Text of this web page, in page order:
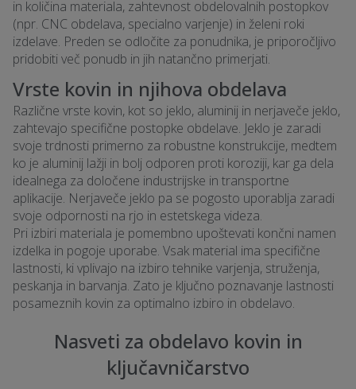
in količina materiala, zahtevnost obdelovalnih postopkov
(npr. CNC obdelava, specialno varjenje) in želeni roki
izdelave. Preden se odločite za ponudnika, je priporočljivo
pridobiti več ponudb in jih natančno primerjati.
Vrste kovin in njihova obdelava
Različne vrste kovin, kot so jeklo, aluminij in nerjaveče jeklo,
zahtevajo specifične postopke obdelave. Jeklo je zaradi
svoje trdnosti primerno za robustne konstrukcije, medtem
ko je aluminij lažji in bolj odporen proti koroziji, kar ga dela
idealnega za določene industrijske in transportne
aplikacije. Nerjaveče jeklo pa se pogosto uporablja zaradi
svoje odpornosti na rjo in estetskega videza.
Pri izbiri materiala je pomembno upoštevati končni namen
izdelka in pogoje uporabe. Vsak material ima specifične
lastnosti, ki vplivajo na izbiro tehnike varjenja, struženja,
peskanja in barvanja. Zato je ključno poznavanje lastnosti
posameznih kovin za optimalno izbiro in obdelavo.
Nasveti za obdelavo kovin in
ključavničarstvo